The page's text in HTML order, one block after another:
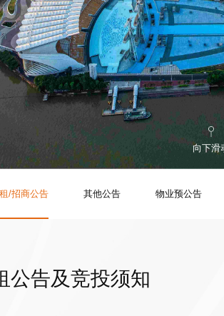
向下滑
/招商公告 其他公告 物业预公告
公告及竞投须知